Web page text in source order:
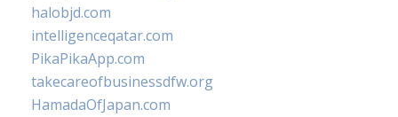
halobjd.com
intelligenceqatar.com
PikaPikaApp.com
takecareofbusinessdfw.org
HamadaOfJapan.com